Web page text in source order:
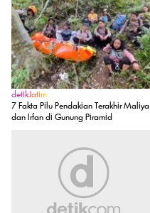
detikJatim
7 Fakta Pilu Pendakian Terakhir Maliya
dan Irfan di Gunung Piramid